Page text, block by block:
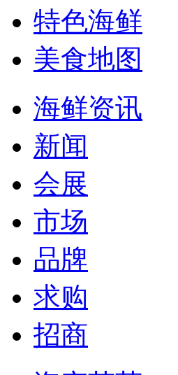
特色海鲜
美食地图
海鲜资讯
新闻
会展
市场
品牌
求购
招商